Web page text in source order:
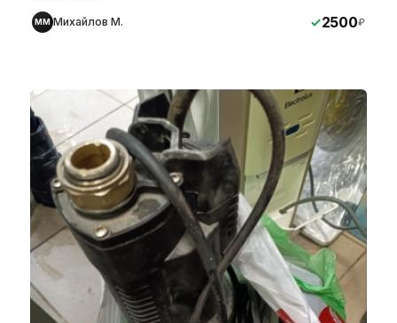
ММ Михайлов М. 2500₽